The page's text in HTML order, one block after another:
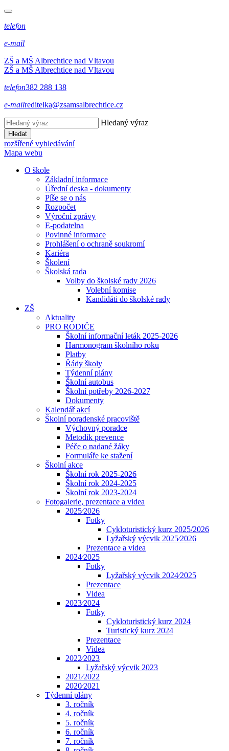
telefon
e-mail
ZŠ a MŠ Albrechtice nad Vltavou
ZŠ a MŠ Albrechtice nad Vltavou
telefon382 288 138
e-mailreditelka@zsamsalbrechtice.cz
Hledaný výraz
Hledat
rozšířené vyhledávání
Mapa webu
O škole
Základní informace
Úřední deska - dokumenty
Píše se o nás
Rozpočet
Výroční zprávy
E-podatelna
Povinné informace
Prohlášení o ochraně soukromí
Kariéra
Školení
Školská rada
Volby do školské rady 2026
Volební komise
Kandidáti do školské rady
ZŠ
Aktuality
PRO RODIČE
Školní informační leták 2025-2026
Harmonogram školního roku
Platby
Řády školy
Týdenní plány
Školní autobus
Školní potřeby 2026-2027
Dokumenty
Kalendář akcí
Školní poradenské pracoviště
Výchovný poradce
Metodik prevence
Péče o nadané žáky
Formuláře ke stažení
Školní akce
Školní rok 2025-2026
Školní rok 2024-2025
Školní rok 2023-2024
Fotogalerie, prezentace a videa
2025⁄2026
Fotky
Cykloturistický kurz 2025/2026
Lyžařský výcvik 2025⁄2026
Prezentace a videa
2024⁄2025
Fotky
Lyžařský výcvik 2024⁄2025
Prezentace
Videa
2023⁄2024
Fotky
Cykloturistický kurz 2024
Turistický kurz 2024
Prezentace
Videa
2022⁄2023
Lyžařský výcvik 2023
2021⁄2022
2020⁄2021
Týdenní plány
3. ročník
4. ročník
5. ročník
6. ročník
7. ročník